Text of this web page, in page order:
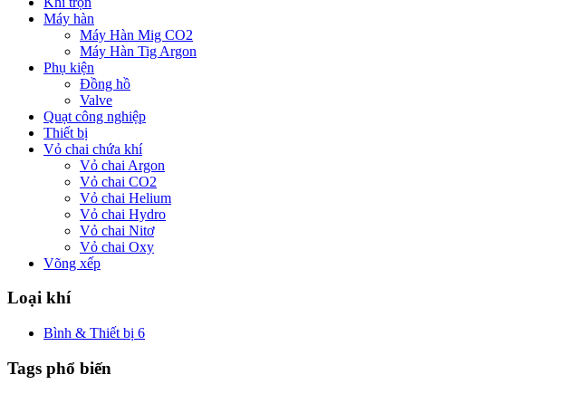
Máy hàn
Máy Hàn Mig CO2
Máy Hàn Tig Argon
Phụ kiện
Đồng hồ
Valve
Quạt công nghiệp
Thiết bị
Vỏ chai chứa khí
Vỏ chai Argon
Vỏ chai CO2
Vỏ chai Helium
Vỏ chai Hydro
Vỏ chai Nitơ
Vỏ chai Oxy
Võng xếp
Loại khí
Bình & Thiết bị 6
Tags phổ biến